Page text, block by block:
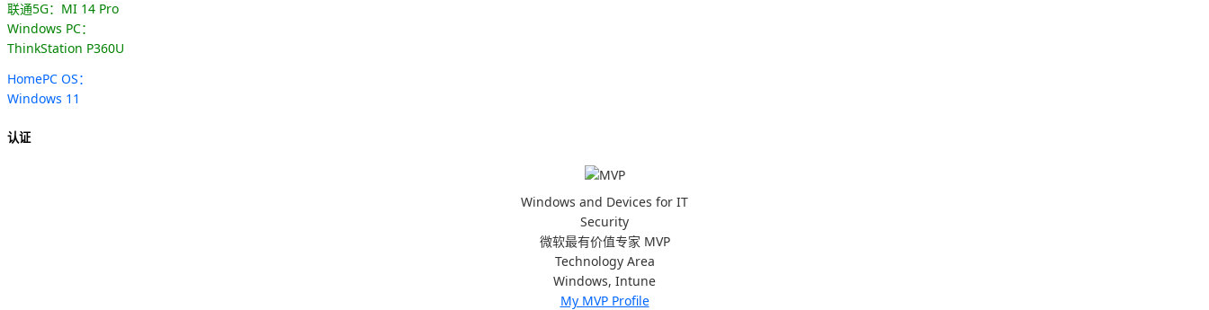
联通5G：MI 14 Pro
Windows PC：
ThinkStation P360U
HomePC OS：
Windows 11
认证
Windows and Devices for IT
Security
微软最有价值专家 MVP
Technology Area
Windows, Intune
My MVP Profile